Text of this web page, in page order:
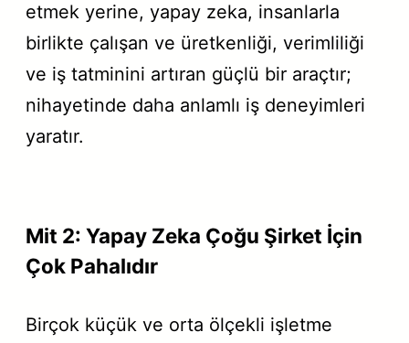
etmek yerine, yapay zeka, insanlarla
birlikte çalışan ve üretkenliği, verimliliği
ve iş tatminini artıran güçlü bir araçtır;
nihayetinde daha anlamlı iş deneyimleri
yaratır.
Mit 2: Yapay Zeka Çoğu Şirket İçin
Çok Pahalıdır
Birçok küçük ve orta ölçekli işletme